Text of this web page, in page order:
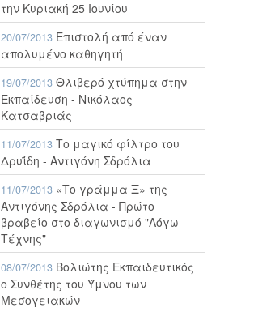
την Κυριακή 25 Ιουνίου
20/07/2013 Επιστολή από έναν
απολυμένο καθηγητή
19/07/2013 Θλιβερό χτύπημα στην
Εκπαίδευση - Νικόλαος
Κατσαβριάς
11/07/2013 Το μαγικό φίλτρο του
Δρυΐδη - Αντιγόνη Σδρόλια
11/07/2013 «Το γράμμα Ξ» της
Αντιγόνης Σδρόλια - Πρώτο
βραβείο στο διαγωνισμό "Λόγω
Τέχνης"
08/07/2013 Βολιώτης Εκπαιδευτικός
ο Συνθέτης του Ύμνου των
Μεσογειακών